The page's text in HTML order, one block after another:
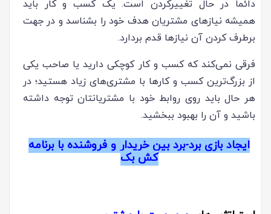
دائما در حال تغییرکردن است. یک کسب و کار باید
همیشه نیازهای مشتریان هدف خود را بشناسد و در جهت
برطرف کردن آن نیازها قدم بردارد.
فرقی نمی‌کند که کسب و کار کوچکی دارید یا صاحب یکی
از بزرگ‌ترین کسب و کارها با مشتری‌های زیاد هستید؛ در
هر حال باید روی روابط خود با مشتریانتان توجه داشته
باشید و آن را بهبود ببخشید.
ایجاد بازی برد-برد بین خریدار و فروشنده با برنامه
کش بک